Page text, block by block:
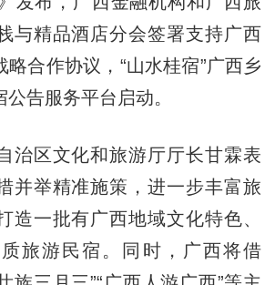
与精品酒店分会签署支持广西
略合作协议，“山水桂宿”广西乡
告服务平台启动。
区文化和旅游厅厅长甘霖表
并举精准施策，进一步丰富旅
造一批有广西地域文化特色、
旅游民宿。同时，广西将借